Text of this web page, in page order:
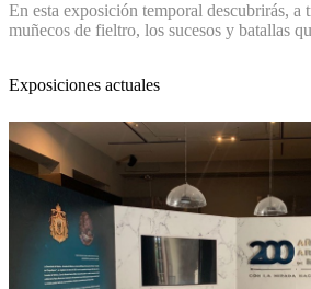
En esta exposición temporal descubrirás, a
muñecos de fieltro, los sucesos y batallas
Exposiciones actuales